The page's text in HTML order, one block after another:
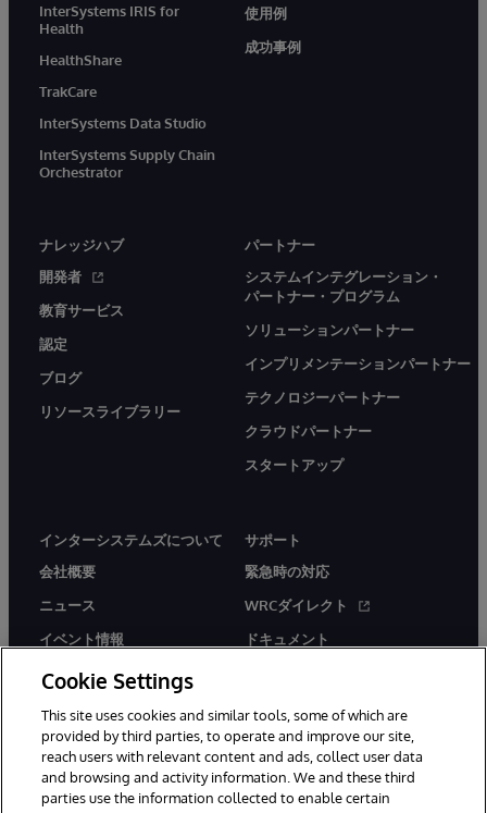
InterSystems IRIS for
Health
HealthShare
TrakCare
InterSystems Data Studio
InterSystems Supply Chain
Orchestrator
使用例
成功事例
ナレッジハブ
開発者
教育サービス
認定
ブログ
リソースライブラリー
パートナー
システムインテグレーション・
パートナー・プログラム
ソリューションパートナー
インプリメンテーションパートナー
テクノロジーパートナー
クラウドパートナー
スタートアップ
インターシステムズについて
会社概要
ニュース
イベント情報
採用情報
サポート
緊急時の対応
WRCダイレクト
ドキュメント
Cookie Settings
This site uses cookies and similar tools, some of which are
provided by third parties, to operate and improve our site,
reach users with relevant content and ads, collect user data
and browsing and activity information. We and these third
parties use the information collected to enable certain